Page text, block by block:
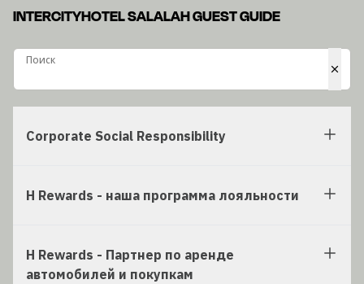
INTERCITYHOTEL SALALAH GUEST GUIDE
Поиск
Поиск
Corporate Social Responsibility
H Rewards - наша программа лояльности
H Rewards - Партнер по аренде
автомобилей и покупкам